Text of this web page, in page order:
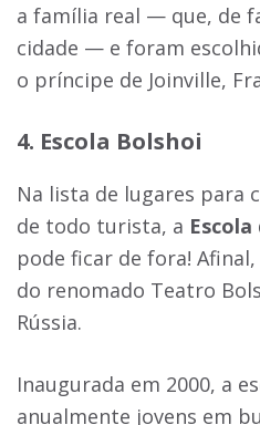
a família real — que, de
cidade — e foram
o príncipe de Joinville,
4. Escola Bolshoi
Na lista de lugares para
de todo turista, a
pode ficar de fora!
do renomado Teatro
Rússia.
Inaugurada em 2000, a
anualmente jovens em